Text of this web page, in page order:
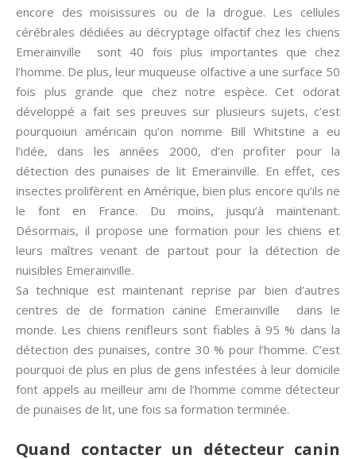
encore des moisissures ou de la drogue. Les cellules
cérébrales dédiées au décryptage olfactif chez les chiens
Emerainville sont 40 fois plus importantes que chez
l’homme. De plus, leur muqueuse olfactive a une surface 50
fois plus grande que chez notre espèce. Cet odorat
développé a fait ses preuves sur plusieurs sujets, c’est
pourquoiun américain qu’on nomme Bill Whitstine a eu
l’idée, dans les années 2000, d’en profiter pour la
détection des punaises de lit Emerainville. En effet, ces
insectes prolifèrent en Amérique, bien plus encore qu’ils ne
le font en France. Du moins, jusqu’à maintenant.
Désormais, il propose une formation pour les chiens et
leurs maîtres venant de partout pour la détection de
nuisibles Emerainville.
Sa technique est maintenant reprise par bien d’autres
centres de de formation canine Emerainville dans le
monde. Les chiens renifleurs sont fiables à 95 % dans la
détection des punaises, contre 30 % pour l’homme. C’est
pourquoi de plus en plus de gens infestées à leur domicile
font appels au meilleur ami de l’homme comme détecteur
de punaises de lit, une fois sa formation terminée.
Quand contacter un détecteur canin